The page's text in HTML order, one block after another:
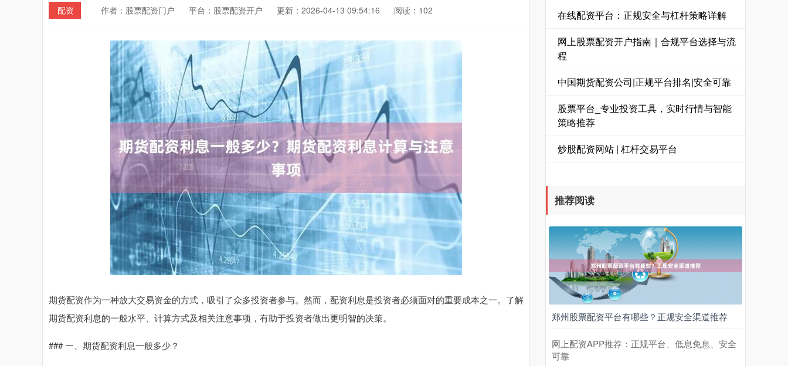
配资 作者：股票配资门户 平台：股票配资开户 更新：2026-04-13 09:54:16 阅读：102
期货配资作为一种放大交易资金的方式，吸引了众多投资者参与。然而，配资利息是投资者必须面对的重要成本之一。了解
期货配资利息的一般水平、计算方式及相关注意事项，有助于投资者做出更明智的决策。
### 一、期货配资利息一般多少？
在线配资平台：正规安全与杠杆策略详解
网上股票配资开户指南｜合规平台选择与流
程
中国期货配资公司|正规平台排名|安全可靠
股票平台_专业投资工具，实时行情与智能
策略推荐
炒股配资网站 | 杠杆交易平台
推荐阅读
郑州股票配资平台有哪些？正规安全渠道推荐
网上配资APP推荐：正规平台、低息免息、安全
可靠